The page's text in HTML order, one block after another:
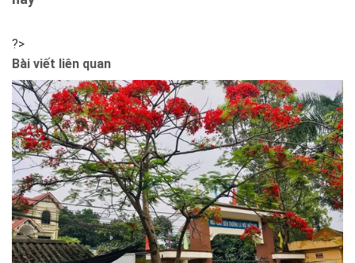
?>
Bài viết liên quan